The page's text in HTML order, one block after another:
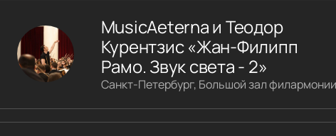
MusicAeterna и Теодор
Курентзис «Жан-Филипп
Рамо. Звук света - 2»